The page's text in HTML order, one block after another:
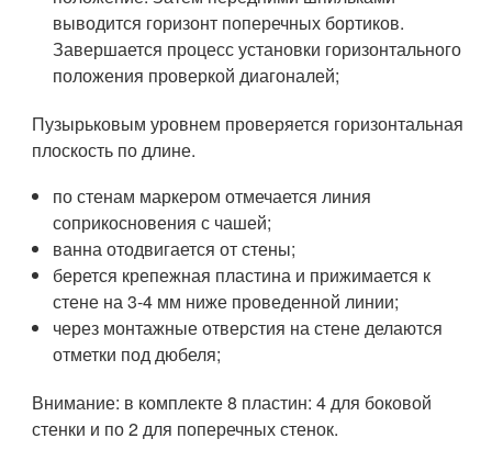
выводится горизонт поперечных бортиков.
Завершается процесс установки горизонтального
положения проверкой диагоналей;
Пузырьковым уровнем проверяется горизонтальная
плоскость по длине.
по стенам маркером отмечается линия
соприкосновения с чашей;
ванна отодвигается от стены;
берется крепежная пластина и прижимается к
стене на 3-4 мм ниже проведенной линии;
через монтажные отверстия на стене делаются
отметки под дюбеля;
Внимание: в комплекте 8 пластин: 4 для боковой
стенки и по 2 для поперечных стенок.